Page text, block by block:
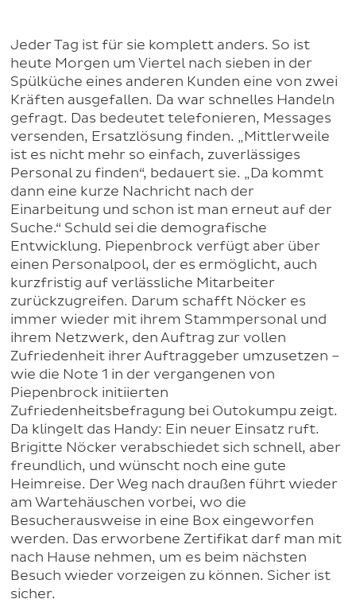
Jeder Tag ist für sie komplett anders. So ist
heute Morgen um Viertel nach sieben in der
Spülküche eines anderen Kunden eine von zwei
Kräften ausgefallen. Da war schnelles Handeln
gefragt. Das bedeutet telefonieren, Messages
versenden, Ersatzlösung finden. „Mittlerweile
ist es nicht mehr so einfach, zuverlässiges
Personal zu finden“, bedauert sie. „Da kommt
dann eine kurze Nachricht nach der
Einarbeitung und schon ist man erneut auf der
Suche.“ Schuld sei die demografische
Entwicklung. Piepenbrock verfügt aber über
einen Personalpool, der es ermöglicht, auch
kurzfristig auf verlässliche Mitarbeiter
zurückzugreifen. Darum schafft Nöcker es
immer wieder mit ihrem Stammpersonal und
ihrem Netzwerk, den Auftrag zur vollen
Zufriedenheit ihrer Auftraggeber umzusetzen –
wie die Note 1 in der vergangenen von
Piepenbrock initiierten
Zufriedenheitsbefragung bei Outokumpu zeigt.
Da klingelt das Handy: Ein neuer Einsatz ruft.
Brigitte Nöcker verabschiedet sich schnell, aber
freundlich, und wünscht noch eine gute
Heimreise. Der Weg nach draußen führt wieder
am Wartehäuschen vorbei, wo die
Besucherausweise in eine Box eingeworfen
werden. Das erworbene Zertifikat darf man mit
nach Hause nehmen, um es beim nächsten
Besuch wieder vorzeigen zu können. Sicher ist
sicher.